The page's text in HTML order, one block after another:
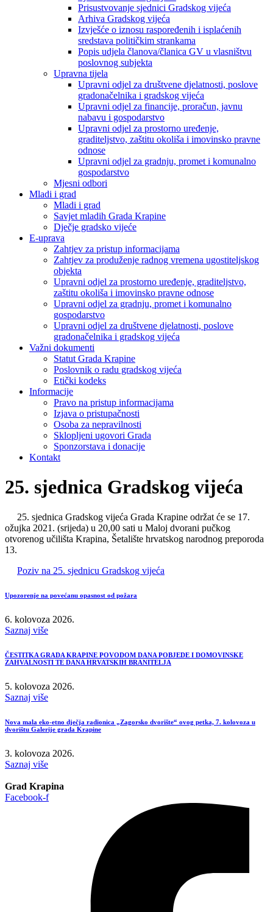
Prisustvovanje sjednici Gradskog vijeća
Arhiva Gradskog vijeća
Izvješće o iznosu raspoređenih i isplaćenih
sredstava političkim strankama
Popis udjela članova/članica GV u vlasništvu
poslovnog subjekta
Upravna tijela
Upravni odjel za društvene djelatnosti, poslove
gradonačelnika i gradskog vijeća
Upravni odjel za financije, proračun, javnu
nabavu i gospodarstvo
Upravni odjel za prostorno uređenje,
graditeljstvo, zaštitu okoliša i imovinsko pravne
odnose
Upravni odjel za gradnju, promet i komunalno
gospodarstvo
Mjesni odbori
Mladi i grad
Mladi i grad
Savjet mladih Grada Krapine
Dječje gradsko vijeće
E-uprava
Zahtjev za pristup informacijama
Zahtjev za produženje radnog vremena ugostiteljskog
objekta
Upravni odjel za prostorno uređenje, graditeljstvo,
zaštitu okoliša i imovinsko pravne odnose
Upravni odjel za gradnju, promet i komunalno
gospodarstvo
Upravni odjel za društvene djelatnosti, poslove
gradonačelnika i gradskog vijeća
Važni dokumenti
Statut Grada Krapine
Poslovnik o radu gradskog vijeća
Etički kodeks
Informacije
Pravo na pristup informacijama
Izjava o pristupačnosti
Osoba za nepravilnosti
Sklopljeni ugovori Grada
Sponzorstava i donacije
Kontakt
25. sjednica Gradskog vijeća
25. sjednica Gradskog vijeća Grada Krapine održat će se 17.
ožujka 2021. (srijeda) u 20,00 sati u Maloj dvorani pučkog
otvorenog učilišta Krapina, Šetalište hrvatskog narodnog preporoda
13.
Poziv na 25. sjednicu Gradskog vijeća
Upozorenje na povećanu opasnost od požara
6. kolovoza 2026.
Saznaj više
ČESTITKA GRADA KRAPINE POVODOM DANA POBJEDE I DOMOVINSKE
ZAHVALNOSTI TE DANA HRVATSKIH BRANITELJA
5. kolovoza 2026.
Saznaj više
Nova mala eko-etno dječja radionica „Zagorsko dvorište“ ovog petka, 7. kolovoza u
dvorištu Galerije grada Krapine
3. kolovoza 2026.
Saznaj više
Grad Krapina
Facebook-f